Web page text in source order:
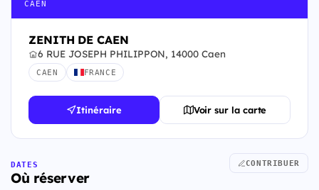
CAEN
ZENITH DE CAEN
6 RUE JOSEPH PHILIPPON, 14000 Caen
CAEN FRANCE
Itinéraire Voir sur la carte
DATES
Où réserver
CONTRIBUER